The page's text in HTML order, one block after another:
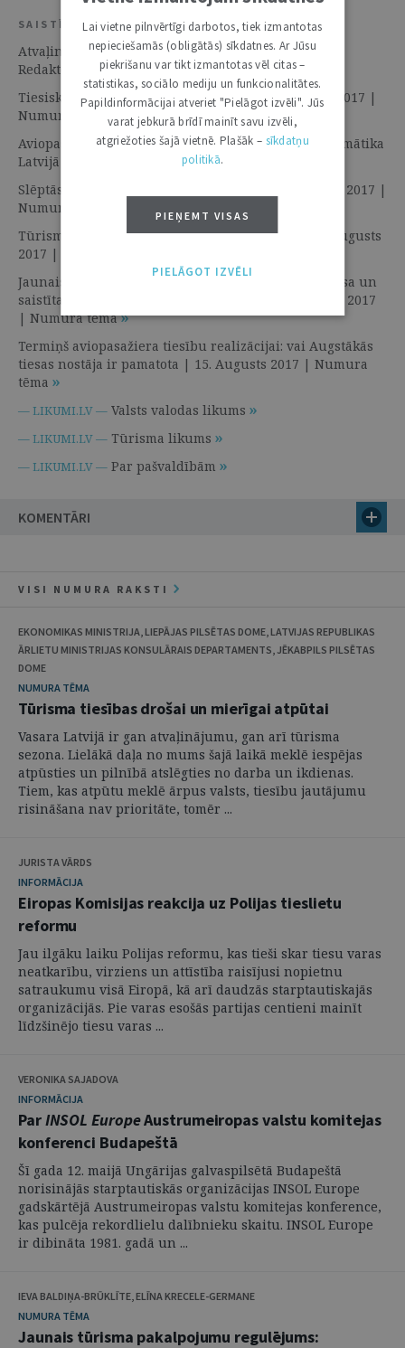
SAISTĪTIE RESURSI
Atvaļinājuma juridiskā puse | 15. Augusts 2017 |
Redaktora sleja
Tiesiskās sekas sadursmei ar putnu | 15. Augusts 2017 |
Numura tēma
Aviopasažieru melnā saraksta izmantošanas problemātika
Latvijā | 15. Augusts 2017 | Numura tēma
Slēptās kameras
apartamentos | 15. Augusts 2017 |
Numura tēma
Tūrisma tiesības drošai un mierīgai atpūtai | 15. Augusts
2017 | Numura tēma
Jaunais tūrisma pakalpojumu regulējums: kompleksa un
saistīta tūrisma pakalpojuma jēdzieni | 15. Augusts 2017
| Numura tēma
Termiņš aviopasažiera tiesību realizācijai: vai Augstākās
tiesas nostāja ir pamatota | 15. Augusts 2017 | Numura
tēma
— LIKUMI.LV — Valsts valodas likums
— LIKUMI.LV — Tūrisma likums
— LIKUMI.LV — Par pašvaldībām
KOMENTĀRI
VISI NUMURA RAKSTI
EKONOMIKAS MINISTRIJA, LIEPĀJAS PILSĒTAS DOME, LATVIJAS REPUBLIKAS
ĀRLIETU MINISTRIJAS KONSULĀRAIS DEPARTAMENTS, JĒKABPILS PILSĒTAS
DOME
NUMURA TĒMA
Tūrisma tiesības drošai un mierīgai atpūtai
Vasara Latvijā ir gan atvaļinājumu, gan arī tūrisma
sezona. Lielākā daļa no mums šajā laikā meklē iespējas
atpūsties un pilnībā atslēgties no darba un ikdienas.
Tiem, kas atpūtu meklē ārpus valsts, tiesību jautājumu
risināšana nav prioritāte, tomēr ...
JURISTA VĀRDS
INFORMĀCIJA
Eiropas Komisijas reakcija uz Polijas tieslietu
reformu
Jau ilgāku laiku Polijas reformu, kas tieši skar tiesu varas
neatkarību, virziens un attīstība raisījusi nopietnu
satraukumu visā Eiropā, kā arī daudzās starptautiskajās
organizācijās. Pie varas esošās partijas centieni mainīt
līdzšinējo tiesu varas ...
VERONIKA SAJADOVA
INFORMĀCIJA
ParINSOL EuropeAustrumeiropas valstu komitejas
konferenci Budapeštā
Šī gada 12. maijā Ungārijas galvaspilsētā Budapeštā
norisinājās starptautiskās organizācijas INSOL Europe
gadskārtējā Austrumeiropas valstu komitejas konference,
kas pulcēja rekordlielu dalībnieku skaitu. INSOL Europe
ir dibināta 1981. gadā un ...
IEVA BALDIŅA-BRŪKLĪTE, ELĪNA KRECELE-GERMANE
NUMURA TĒMA
Jaunais tūrisma pakalpojumu regulējums:
Lai vietne pilnvērtīgi darbotos, tiek izmantotas
nepieciešamās (obligātās) sīkdatnes. Ar Jūsu
piekrišanu var tikt izmantotas vēl citas –
statistikas, sociālo mediju un funkcionalitātes.
Papildinformācijai atveriet "Pielāgot izvēli". Jūs
varat jebkurā brīdī mainīt savu izvēli,
atgriežoties šajā vietnē. Plašāk – sīkdatņu
politikā.
PIEŅEMT VISAS
PIELĀGOT IZVĒLI